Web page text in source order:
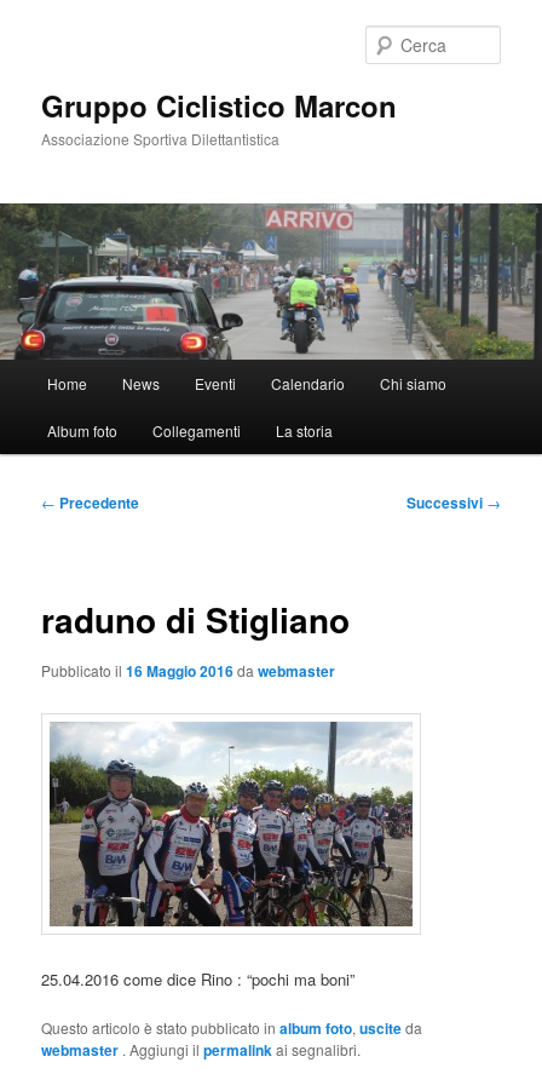
Gruppo Ciclistico Marcon
Associazione Sportiva Dilettantistica
principale
Home News Eventi Calendario Chi siamo
Album foto Collegamenti La storia
Navigazione
← Precedente Successivi →
raduno di Stigliano
Pubblicato il16 Maggio 2016dawebmaster
25.04.2016 come dice Rino : “pochi ma boni”
Questo articolo è stato pubblicato inalbum foto,usciteda
webmaster . Aggiungi ilpermalinkai segnalibri.